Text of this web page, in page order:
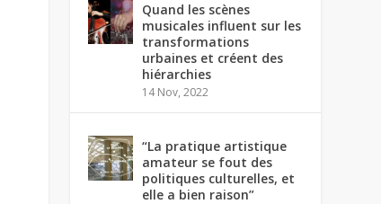
Quand les scènes
musicales influent sur les
transformations
urbaines et créent des
hiérarchies
14 Nov, 2022
“La pratique artistique
amateur se fout des
politiques culturelles, et
elle a bien raison”